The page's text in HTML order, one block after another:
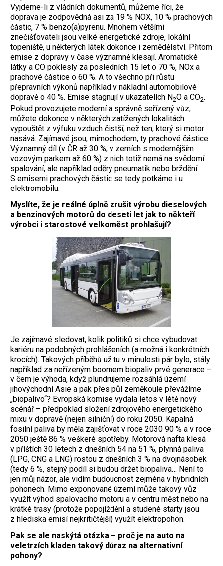
Vyjdeme-li z vládních dokumentů, můžeme říci, že
doprava je zodpovědná asi za 19 % NOX, 10 % prachových
částic, 7 % benzo(a)pyrenu. Mnohem většími
znečišťovateli jsou velké energetické zdroje, lokální
topeniště, u některých látek dokonce i zemědělství. Přitom
emise z dopravy v čase významně klesají. Aromatické
látky a CO poklesly za posledních 15 let o 70 %, NOx a
prachové částice o 60 %. A to všechno při růstu
přepravních výkonů například v nákladní automobilové
dopravě o 40 %. Emise stagnují v ukazatelích N2O a CO2.
Pokud provozujete moderní a správně seřízený vůz,
můžete dokonce v některých zatížených lokalitách
vypouštět z výfuku vzduch čistší, než ten, který si motor
nasává. Zajímavé jsou, mimochodem, ty prachové částice.
Významný díl (v ČR až 30 %, v zemích s modernějším
vozovým parkem až 60 %) z nich totiž nemá na svědomí
spalování, ale například oděry pneumatik nebo brždění.
S emisemi prachových částic se tedy potkáme i u
elektromobilu.
Myslíte, že je reálné úplně zrušit výrobu dieselových
a benzinových motorů do deseti let jak to někteří
výrobci i starostové velkoměst prohlašují?
Je zajímavé sledovat, kolik politiků si chce vybudovat
kariéru na podobných prohlášeních (a možná i konkrétních
krocích). Takových příběhů už tu v minulosti pár bylo, stály
například za neřízeným boomem biopaliv prvé generace –
v čem je výhoda, když plundrujeme rozsáhlá území
jihovýchodní Asie a pak přes půl zeměkoule převážíme
„biopalivo“? Evropská komise vydala letos v létě nový
scénář – předpoklad složení zdrojového energetického
mixu v dopravě (nejen silniční) do roku 2050. Kapalná
fosilní paliva by měla zajišťovat v roce 2030 90 % a v roce
2050 ještě 86 % veškeré spotřeby. Motorová nafta klesá
v příštích 30 letech z dnešních 54 na 51 %, plynná paliva
(LPG, CNG a LNG) rostou z dnešních 3 % na dvojnásobek
(tedy 6 %, stejný podíl si budou držet biopaliva… Není to
jen můj názor, ale vidím budoucnost zejména v hybridních
pohonech. Mimo exponované území může takový vůz
využít výhod spalovacího motoru a v centru měst nebo na
krátké trasy (protože popojíždění a studené starty jsou
z hlediska emisí nejkritičtější) využít elektropohon.
Pak se ale naskýtá otázka – proč je na auto na
veletrzích kladen takový důraz na alternativní
pohony?